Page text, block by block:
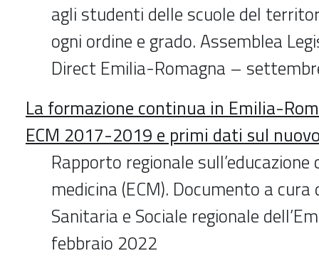
agli studenti delle scuole del
ogni ordine e grado. Assemblea
Direct Emilia-Romagna –
La formazione continua in Emilia-
ECM 2017-2019 e primi dati sul
Rapporto regionale
medicina (ECM). Documento a cura
Sanitaria e Sociale regionale
febbraio 2022